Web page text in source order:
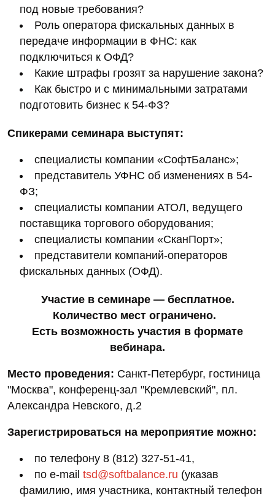
под новые требования?
Роль оператора фискальных данных в
передаче информации в ФНС: как
подключиться к ОФД?
Какие штрафы грозят за нарушение закона?
Как быстро и с минимальными затратами
подготовить бизнес к 54-ФЗ?
Спикерами семинара выступят:
специалисты компании «СофтБаланс»;
представитель УФНС об изменениях в 54-
ФЗ;
специалисты компании АТОЛ, ведущего
поставщика торгового оборудования;
специалисты компании «СканПорт»;
представители компаний-операторов
фискальных данных (ОФД).
Участие в семинаре — бесплатное.
Количество мест ограничено.
Есть возможность участия в формате
вебинара.
Место проведения: Санкт-Петербург, гостиница
"Москва", конференц-зал "Кремлевский", пл.
Александра Невского, д.2
Зарегистрироваться на мероприятие можно:
по телефону 8 (812) 327-51-41,
по e-mail tsd@softbalance.ru (указав
фамилию, имя участника, контактный телефон